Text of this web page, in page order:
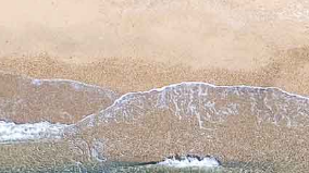
La Solitaire du Figaro Paprec
Transat Paprec
Vendée Globe
Arkea Ultim Challenge
Route du Rhum - Destination
Guadeloupe